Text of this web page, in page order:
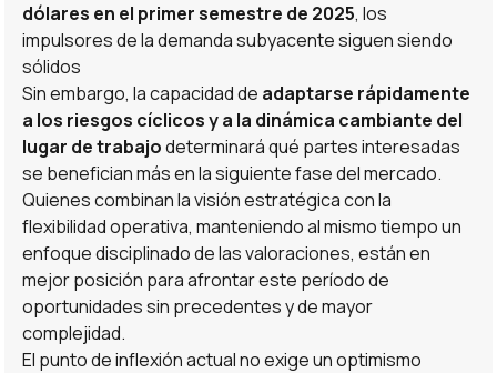
dólares en el primer semestre de 2025, los
impulsores de la demanda subyacente siguen siendo
sólidos
Sin embargo, la capacidad de adaptarse rápidamente
a los riesgos cíclicos y a la dinámica cambiante del
lugar de trabajodeterminará qué partes interesadas
se benefician más en la siguiente fase del mercado.
Quienes combinan la visión estratégica con la
flexibilidad operativa, manteniendo al mismo tiempo un
enfoque disciplinado de las valoraciones, están en
mejor posición para afrontar este período de
oportunidades sin precedentes y de mayor
complejidad.
El punto de inflexión actual no exige un optimismo